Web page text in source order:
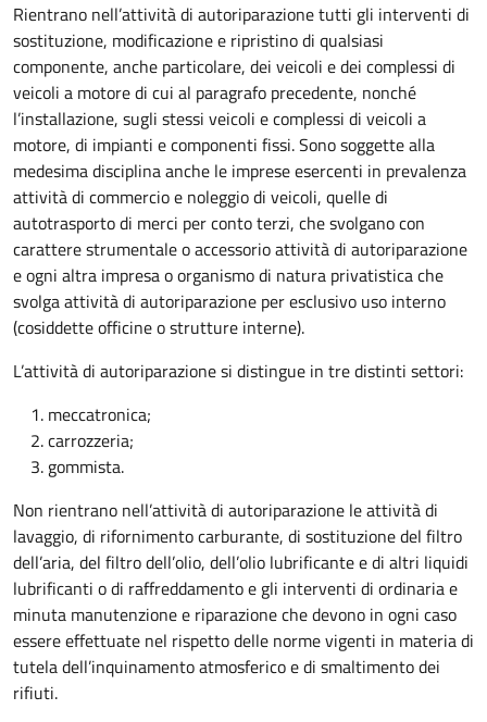
Rientrano nell’attività di autoriparazione tutti gli interventi di
sostituzione, modificazione e ripristino di qualsiasi
componente, anche particolare, dei veicoli e dei complessi di
veicoli a motore di cui al paragrafo precedente, nonché
l’installazione, sugli stessi veicoli e complessi di veicoli a
motore, di impianti e componenti fissi. Sono soggette alla
medesima disciplina anche le imprese esercenti in prevalenza
attività di commercio e noleggio di veicoli, quelle di
autotrasporto di merci per conto terzi, che svolgano con
carattere strumentale o accessorio attività di autoriparazione
e ogni altra impresa o organismo di natura privatistica che
svolga attività di autoriparazione per esclusivo uso interno
(cosiddette officine o strutture interne).
L’attività di autoriparazione si distingue in tre distinti settori:
meccatronica;
carrozzeria;
gommista.
Non rientrano nell’attività di autoriparazione le attività di
lavaggio, di rifornimento carburante, di sostituzione del filtro
dell’aria, del filtro dell’olio, dell’olio lubrificante e di altri liquidi
lubrificanti o di raffreddamento e gli interventi di ordinaria e
minuta manutenzione e riparazione che devono in ogni caso
essere effettuate nel rispetto delle norme vigenti in materia di
tutela dell’inquinamento atmosferico e di smaltimento dei
rifiuti.